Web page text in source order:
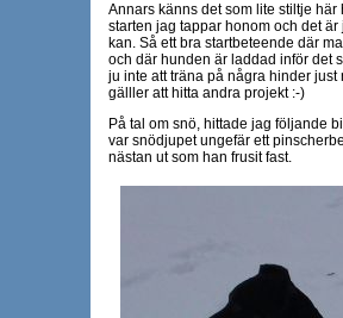
Annars känns det som lite stiltje
starten jag tappar honom och det
kan. Så ett bra startbeteende där
och där hunden är laddad inför det
ju inte att träna på några hinder
gälller att hitta andra projekt :-)
På tal om snö, hittade jag följande
var snödjupet ungefär ett
nästan ut som han frusit fast.